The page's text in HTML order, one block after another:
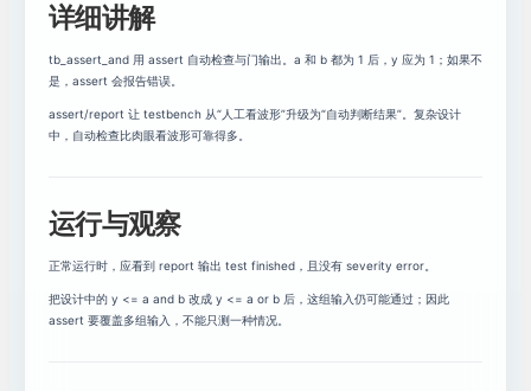
详细讲解
tb_assert_and 用 assert 自动检查与门输出。a 和 b 都为 1 后，y 应为 1；如果不
是，assert 会报告错误。
assert/report 让 testbench 从“人工看波形”升级为“自动判断结果”。复杂设计
中，自动检查比肉眼看波形可靠得多。
运行与观察
正常运行时，应看到 report 输出 test finished，且没有 severity error。
把设计中的 y <= a and b 改成 y <= a or b 后，这组输入仍可能通过；因此
assert 要覆盖多组输入，不能只测一种情况。